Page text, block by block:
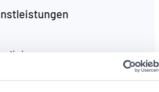
Ihre Situation und beraten Sie